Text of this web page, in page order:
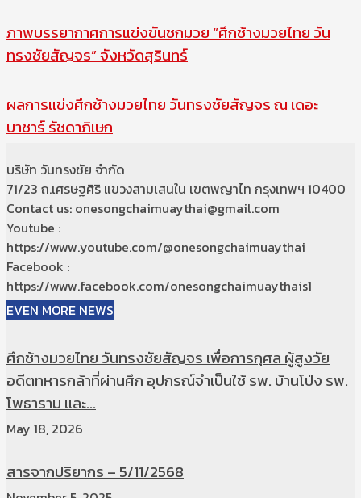
ภาพบรรยากาศการแข่งขันชกมวย “ศึกช้างมวยไทย วัน
ทรงชัยสัญจร” จังหวัดสุรินทร์
ผลการแข่งศึกช้างมวยไทย วันทรงชัยสัญจร ณ เดอะ
บาซาร์ รัชดาภิเษก
บริษัท วันทรงชัย จำกัด
71/23 ถ.เศรษฐศิริ แขวงสามเสนใน เขตพญาไท กรุงเทพฯ 10400
Contact us: onesongchaimuaythai@gmail.com
Youtube :
https://www.youtube.com/@onesongchaimuaythai
Facebook :
https://www.facebook.com/onesongchaimuaythais1
EVEN MORE NEWS
ศึกช้างมวยไทย วันทรงชัยสัญจร เพื่อการกุศล ผู้สูงวัย
อดีตทหารกล้าที่ผ่านศึก อุปกรณ์จำเป็นใช้ รพ. บ้านโป่ง รพ.
โพธาราม และ...
May 18, 2026
สารจากปริยากร – 5/11/2568